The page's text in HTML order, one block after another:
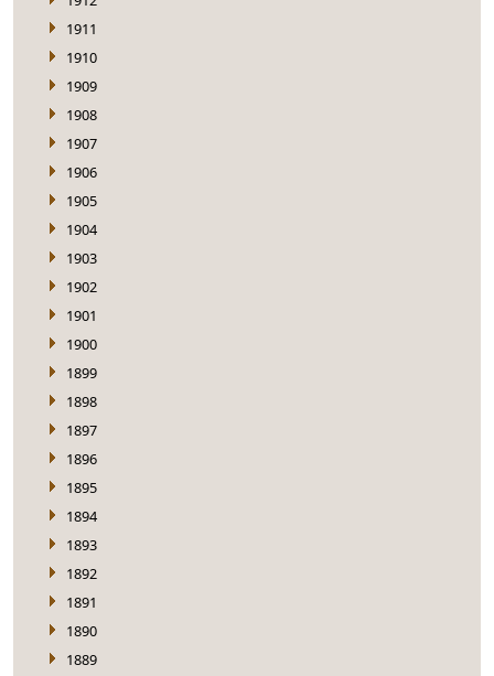
1911
1910
1909
1908
1907
1906
1905
1904
1903
1902
1901
1900
1899
1898
1897
1896
1895
1894
1893
1892
1891
1890
1889